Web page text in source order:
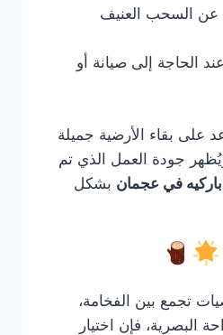
عن السحب العنيف
الحاجة إلى صيانة أو
على بقاء الأرضية جميلة
جودة العمل الذي تم
في عجمان بشكل
تجمع بين الفخامة،
البصرية، فإن اختيار